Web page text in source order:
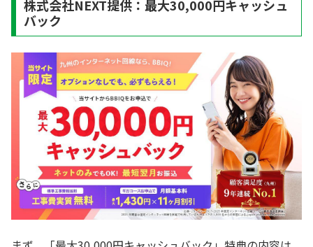
株式会社NEXT提供：最大30,000円キャッシュ
バック